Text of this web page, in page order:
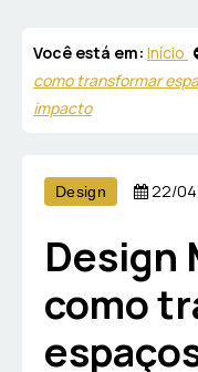
Você está em: Início
como transformar
impacto
Design 22/
Design
como